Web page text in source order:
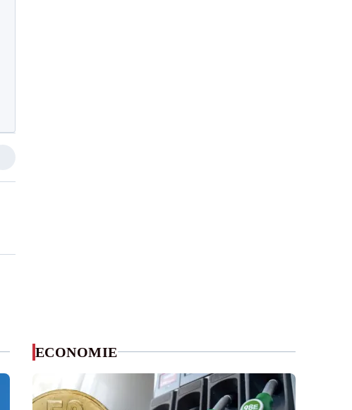
ECONOMIE